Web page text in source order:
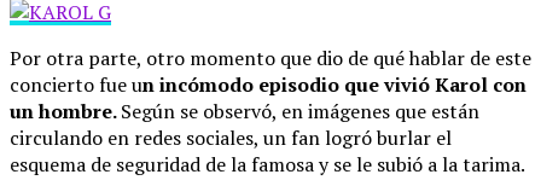
Por otra parte, otro momento que dio de qué hablar de este
concierto fue un incómodo episodio que vivió Karol con
un hombre.Según se observó, en imágenes que están
circulando en redes sociales, un fan logró burlar el
esquema de seguridad de la famosa y se le subió a la tarima.